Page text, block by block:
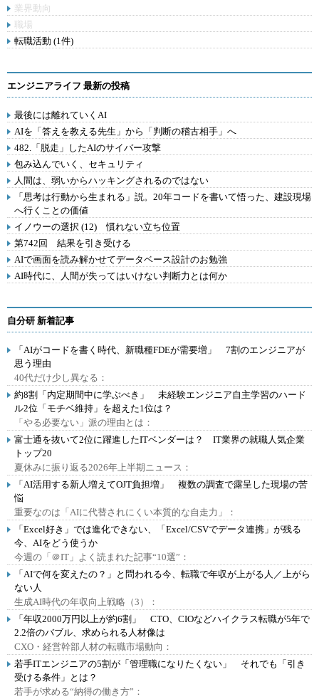
業界動向
職場
転職活動 (1件)
エンジニアライフ 最新の投稿
最後には離れていくAI
AIを「答えを教える先生」から「判断の稽古相手」へ
482.「脱走」したAIのサイバー攻撃
包み込んでいく、セキュリティ
人間は、弱いからハッキングされるのではない
「思考は行動から生まれる」説。20年コードを書いて悟った、建設現場
へ行くことの価値
イノウーの選択 (12) 慣れない立ち位置
第742回 結果を引き受ける
AIで画面を読み解かせてデータベース設計のお勉強
AI時代に、人間が失ってはいけない判断力とは何か
自分研 新着記事
「AIがコードを書く時代、新職種FDEが需要増」 7割のエンジニアが
思う理由
40代だけ少し異なる：
約8割「内定期間中に学ぶべき」 未経験エンジニア自主学習のハード
ル2位「モチベ維持」を超えた1位は？
「やる必要ない」派の理由とは：
富士通を抜いて2位に躍進したITベンダーは？ IT業界の就職人気企業
トップ20
夏休みに振り返る2026年上半期ニュース：
「AI活用する新人増えてOJT負担増」 複数の調査で露呈した現場の苦
悩
重要なのは「AIに代替されにくい本質的な自走力」：
「Excel好き」では進化できない、「Excel/CSVでデータ連携」が残る
今、AIをどう使うか
今週の「＠IT」よく読まれた記事“10選”：
「AIで何を変えたの？」と問われる今、転職で年収が上がる人／上がら
ない人
生成AI時代の年収向上戦略（3）：
「年収2000万円以上が約6割」 CTO、CIOなどハイクラス転職が5年で
2.2倍のバブル、求められる人材像は
CXO・経営幹部人材の転職市場動向：
若手ITエンジニアの5割が「管理職になりたくない」 それでも「引き
受ける条件」とは？
若手が求める“納得の働き方”：